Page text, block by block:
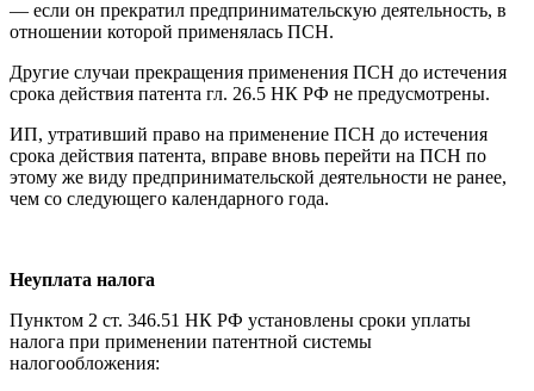
— если он прекратил предпринимательскую деятельность, в
отношении которой применялась ПСН.
Другие случаи прекращения применения ПСН до истечения
срока действия патента гл. 26.5 НК РФ не предусмотрены.
ИП, утративший право на применение ПСН до истечения
срока действия патента, вправе вновь перейти на ПСН по
этому же виду предпринимательской деятельности не ранее,
чем со следующего календарного года.
Неуплата налога
Пунктом 2 ст. 346.51 НК РФ установлены сроки уплаты
налога при применении патентной системы
налогообложения: